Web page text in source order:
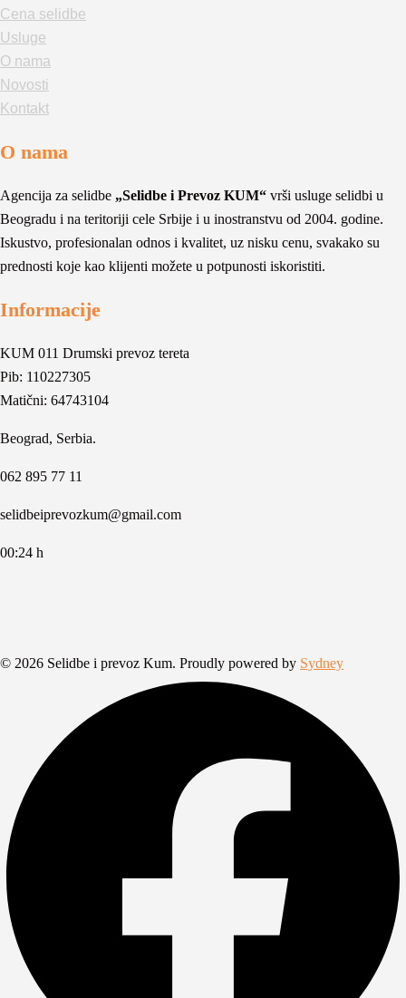
Cena selidbe
Usluge
O nama
Novosti
Kontakt
O nama
Agencija za selidbe „Selidbe i Prevoz KUM“ vrši usluge selidbi u
Beogradu i na teritoriji cele Srbije i u inostranstvu od 2004. godine.
Iskustvo, profesionalan odnos i kvalitet, uz nisku cenu, svakako su
prednosti koje kao klijenti možete u potpunosti iskoristiti.
Informacije
KUM 011 Drumski prevoz tereta
Pib: 110227305
Matični: 64743104
Beograd, Serbia.
062 895 77 11
selidbeiprevozkum@gmail.com
00:24 h
© 2026 Selidbe i prevoz Kum. Proudly powered by Sydney